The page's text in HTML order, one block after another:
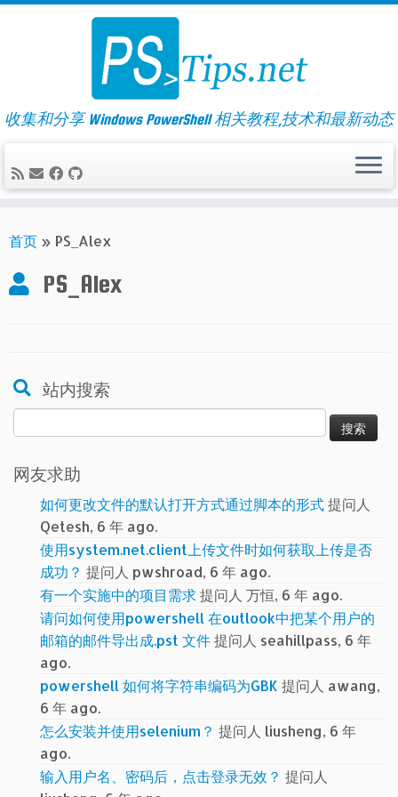
Skip
收集和分享 Windows PowerShell 相关教程,技术和最新动态
首页 » PS_Alex
PS_Alex
站内搜索
索：
网友求助
如何更改文件的默认打开方式通过脚本的形式提问人
Qetesh, 6 年 ago.
使用system.net.client上传文件时如何获取上传是否
成功？ 提问人 pwshroad, 6 年 ago.
有一个实施中的项目需求提问人 万恒, 6 年 ago.
请问如何使用powershell 在outlook中把某个用户的
邮箱的邮件导出成.pst 文件提问人 seahillpass, 6 年
ago.
powershell 如何将字符串编码为GBK 提问人 awang,
6 年 ago.
怎么安装并使用selenium？ 提问人 liusheng, 6 年
ago.
输入用户名、密码后，点击登录无效？ 提问人